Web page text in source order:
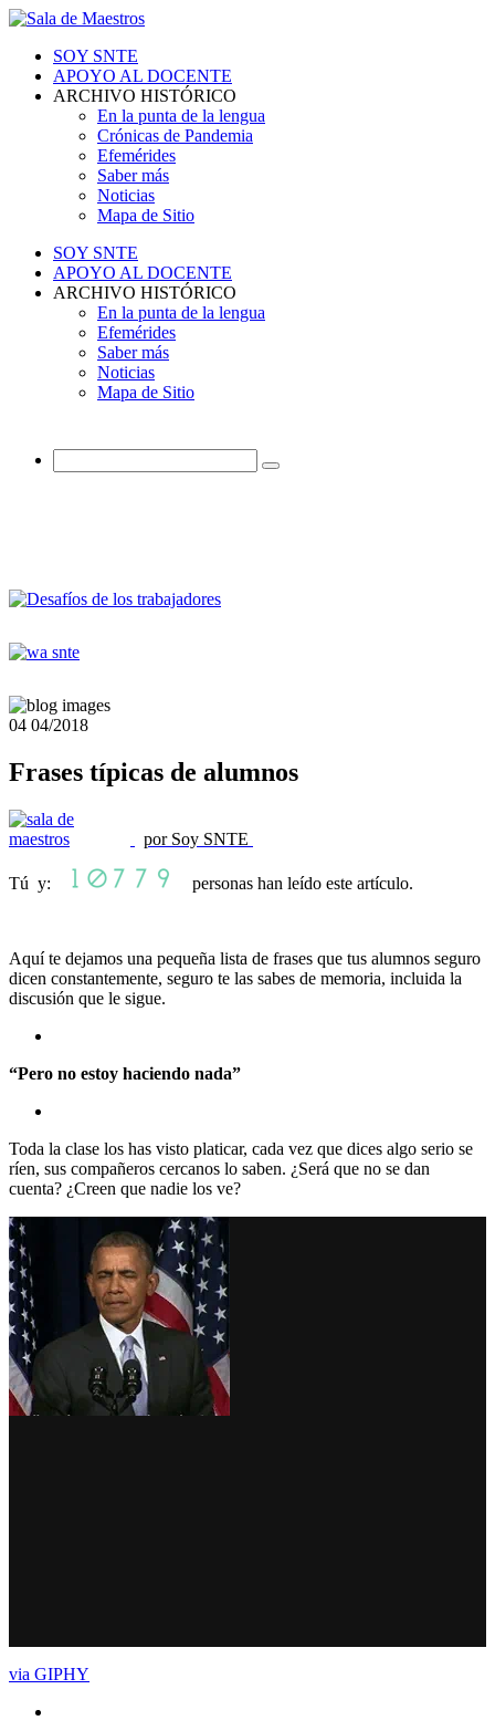
SOY SNTE
APOYO AL DOCENTE
ARCHIVO HISTÓRICO
En la punta de la lengua
Crónicas de Pandemia
Efemérides
Saber más
Noticias
Mapa de Sitio
SOY SNTE
APOYO AL DOCENTE
ARCHIVO HISTÓRICO
En la punta de la lengua
Efemérides
Saber más
Noticias
Mapa de Sitio
04 04/2018
Frases típicas de alumnos
por Soy SNTE
Tú y: personas han leído este artículo.
Aquí te dejamos una pequeña lista de frases que tus alumnos seguro
dicen constantemente, seguro te las sabes de memoria, incluida la
discusión que le sigue.
“Pero no estoy haciendo nada”
Toda la clase los has visto platicar, cada vez que dices algo serio se
ríen, sus compañeros cercanos lo saben. ¿Será que no se dan
cuenta? ¿Creen que nadie los ve?
via GIPHY